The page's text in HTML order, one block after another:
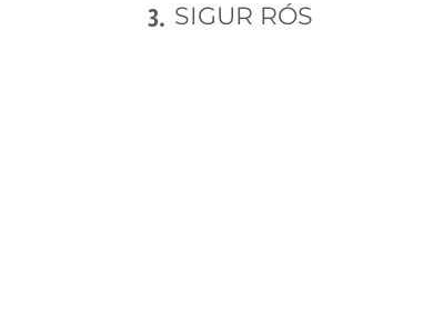
SIGUR RÓS